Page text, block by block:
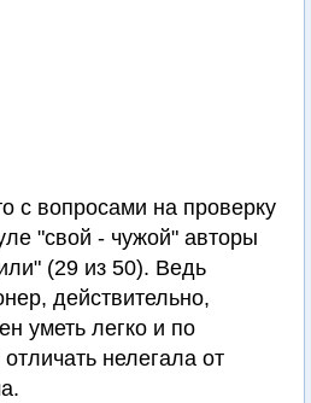
с вопросами на проверку
"свой - чужой" авторы
(29 из 50). Ведь
действительно,
уметь легко и по
нелегала от